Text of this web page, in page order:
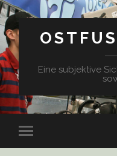
Eine subjektive